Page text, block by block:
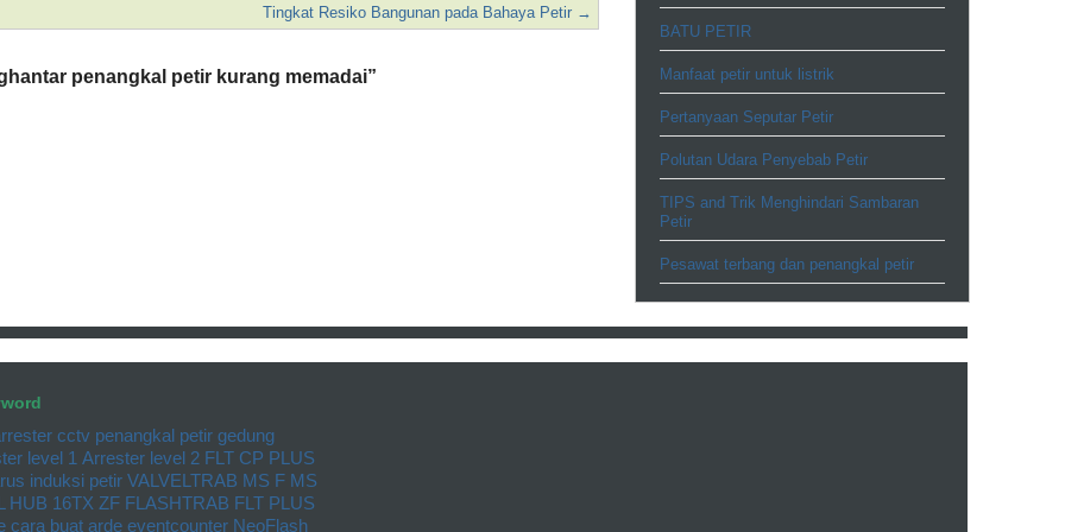
Tingkat Resiko Bangunan pada Bahaya Petir →
penangkal petir kurang memadai”
BATU PETIR
Manfaat petir untuk listrik
Pertanyaan Seputar Petir
Polutan Udara Penyebab Petir
TIPS and Trik Menghindari Sambaran
Petir
Pesawat terbang dan penangkal petir
cctv penangkal petir gedung
level 1 Arrester level 2 FLT CP PLUS
induksi petir VALVELTRAB MS F MS
HUB 16TX ZF FLASHTRAB FLT PLUS
cara buat arde eventcounter NeoFlash